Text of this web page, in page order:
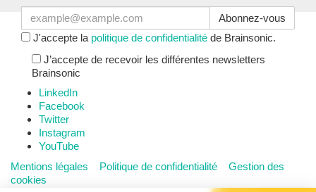
Email
J'accepte la politique de confidentialité de Brainsonic.
J’accepte de recevoir les différentes newsletters
Brainsonic
LinkedIn
Facebook
Twitter
Instagram
YouTube
Mentions légales
Politique de confidentialité
Gestion des
cookies